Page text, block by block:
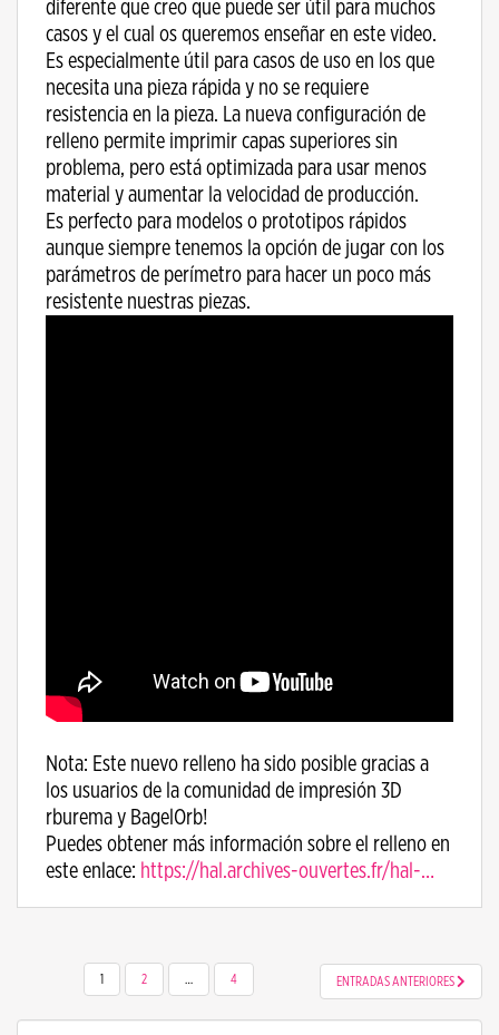
diferente que creo que puede ser útil para muchos
casos y el cual os queremos enseñar en este video.
Es especialmente útil para casos de uso en los que
necesita una pieza rápida y no se requiere
resistencia en la pieza. La nueva configuración de
relleno permite imprimir capas superiores sin
problema, pero está optimizada para usar menos
material y aumentar la velocidad de producción.
Es perfecto para modelos o prototipos rápidos
aunque siempre tenemos la opción de jugar con los
parámetros de perímetro para hacer un poco más
resistente nuestras piezas.
Nota: Este nuevo relleno ha sido posible gracias a
los usuarios de la comunidad de impresión 3D
rburema y BagelOrb!
Puedes obtener más información sobre el relleno en
este enlace: https://hal.archives-ouvertes.fr/hal-…
NAVEGACIÓN DE ENTRADAS
1 2 … 4 ENTRADAS ANTERIORES